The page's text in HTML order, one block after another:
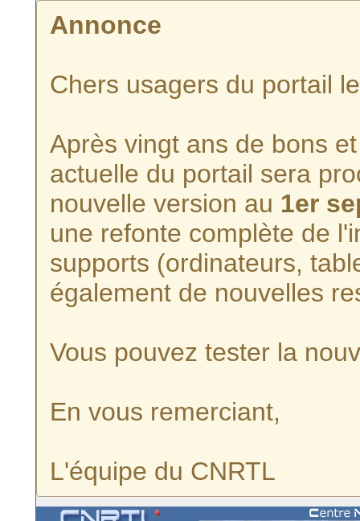
Annonce
Chers usagers du portail
Après vingt ans de bons
actuelle du portail sera
nouvelle version au 1er
une refonte complète de
supports (ordinateurs,
également de nouvelles
Vous pouvez tester la
En vous remerciant,
L'équipe du CNRTL